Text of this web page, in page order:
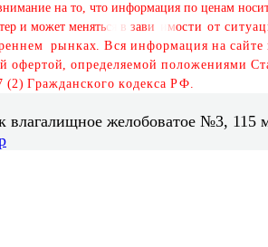
нимание на то, что информация по ценам носи
тер и может менятьс в зави имости от ситуац
еннем рынках. Вся информация на сайте
й офертой, определяемой положениями Ст
(2) Гражданского кодекса РФ.
влагалищное желобоватое №3, 115